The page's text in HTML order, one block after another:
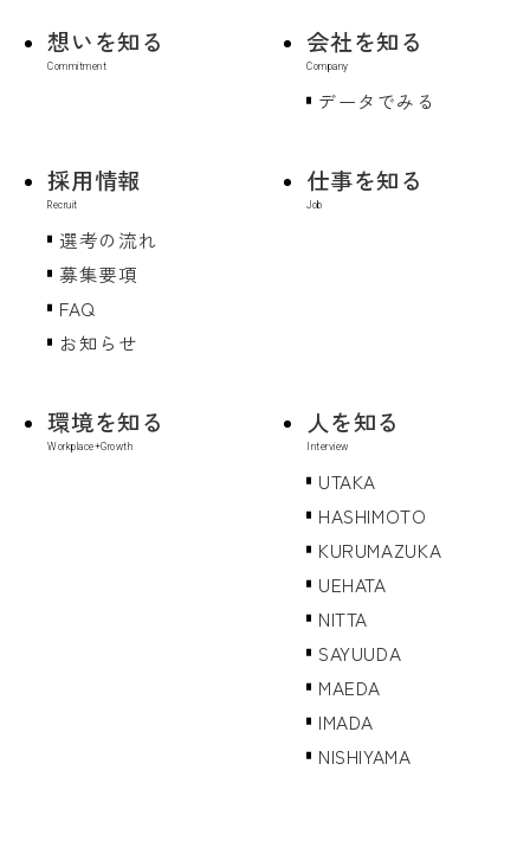
想いを知る 会社を知る
データでみる
採用情報
選考の流れ
募集要項
FAQ
お知らせ
仕事を知る
環境を知る 人を知る
UTAKA
HASHIMOTO
KURUMAZUKA
UEHATA
NITTA
SAYUUDA
MAEDA
IMADA
NISHIYAMA